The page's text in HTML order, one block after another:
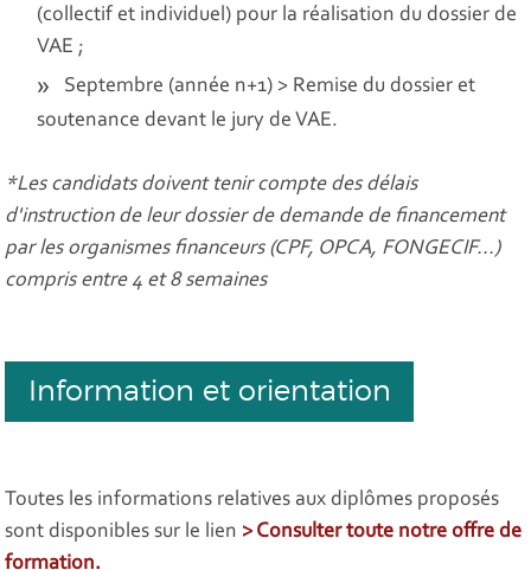
(collectif et individuel) pour la réalisation du dossier de
VAE ;
Septembre (année n+1) > Remise du dossier et
soutenance devant le jury de VAE.
*Les candidats doivent tenir compte des délais
d'instruction de leur dossier de demande de financement
par les organismes financeurs (CPF, OPCA, FONGECIF...)
compris entre 4 et 8 semaines
Information et orientation
Toutes les informations relatives aux diplômes proposés
sont disponibles sur le lien > Consulter toute notre offre de
formation.